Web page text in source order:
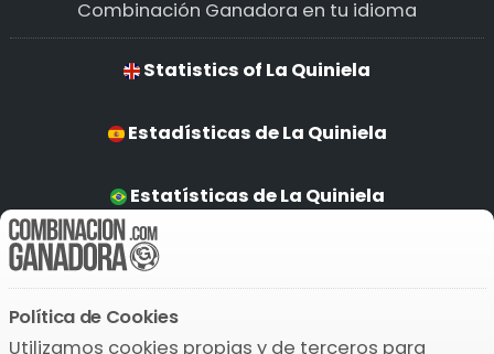
Combinación Ganadora en tu idioma
Statistics of La Quiniela
Estadísticas de La Quiniela
Estatísticas de La Quiniela
Statistik La Quiniela
Descarga la APP
Política de Cookies
Utilizamos cookies propias y de terceros para